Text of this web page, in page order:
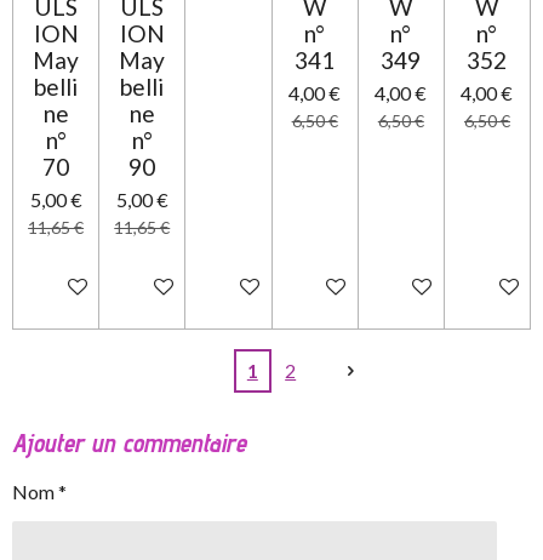
ULS
ION
May
belli
ne
n°
70
5,00 €
11,65 €
Ajouter au panier
ULS
ION
May
belli
ne
n°
90
5,00 €
11,65 €
Ajouter au panierAjouter au panier
W
n°
341
4,00 €
6,50 €
Ajouter au panier
W
n°
349
4,00 €
6,50 €
Ajouter au panier
W
n°
352
4,00 €
6,50 €
Ajouter
1 2
Ajouter un commentaire
Nom *